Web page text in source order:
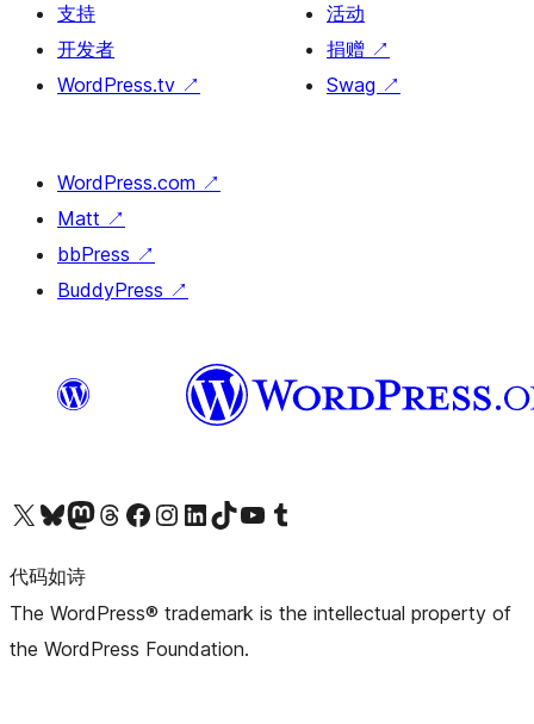
支持
开发者
WordPress.tv ↗
活动
捐赠 ↗
Swag ↗
WordPress.com ↗
Matt ↗
bbPress ↗
BuddyPress ↗
关注我们的 X（原 Twitter）账号访问我们的 Bluesky 账号关注我们的 Mastodon 账号访问我们的 Threads 账号 访问我们的 Facebook 公共主页关注我们的 Instagram 账号 关注我们的 LinkedIn 主页访问我们的 TikTok 账号访问我们的 YouTube 频道 访问我们的 Tumblr 账号
代码如诗
The WordPress® trademark is the intellectual property of
the WordPress Foundation.